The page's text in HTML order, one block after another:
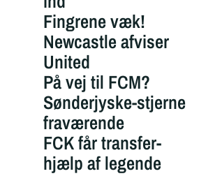
Fingrene væk!
Newcastle afviser
United
På vej til FCM?
Sønderjyske-stjerne
fraværende
FCK får transfer-
hjælp af legende